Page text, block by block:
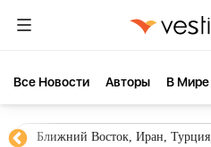
Все Новости Aвторы В Мире
Ближний Восток, Иран,